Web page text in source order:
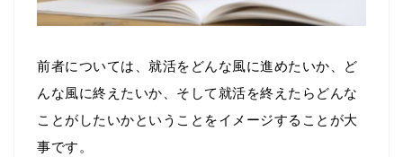
前者については、就活をどんな風に進めたいか、ど
んな風に終えたいか、そして就活を終えたらどんな
ことがしたいかということをイメージすることが大
事です。